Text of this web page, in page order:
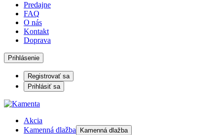
Predajne
FAQ
O nás
Kontakt
Doprava
Prihlásenie
Registrovať sa
Prihlásiť sa
Akcia
Kamenná dlažba
Kamenná dlažba